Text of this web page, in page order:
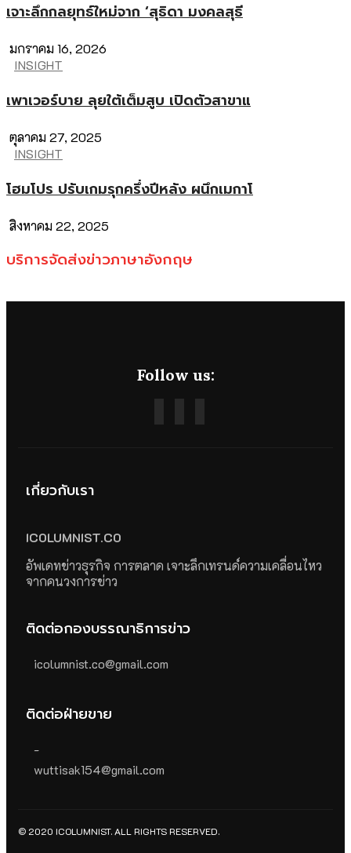
เจาะลึกกลยุทธ์ใหม่จาก ‘สุธิดา มงคลสุธี
มกราคม 16, 2026
INSIGHT
เพาเวอร์บาย ลุยใต้เต็มสูบ เปิดตัวสาขาแ
ตุลาคม 27, 2025
INSIGHT
โฮมโปร ปรับเกมรุกครึ่งปีหลัง ผนึกเมกาโ
สิงหาคม 22, 2025
บริการจัดส่งข่าวภาษาอังกฤษ
Follow us:
เกี่ยวกับเรา
ICOLUMNIST.CO
อัพเดทข่าวธุรกิจ การตลาด เจาะลึกเทรนด์ความเคลื่อนไหว
จากคนวงการข่าว
ติดต่อกองบรรณาธิการข่าว
icolumnist.co@gmail.com
ติดต่อฝ่ายขาย
-
wuttisak154@gmail.com
© 2020 ICOLUMNIST. ALL RIGHTS RESERVED.